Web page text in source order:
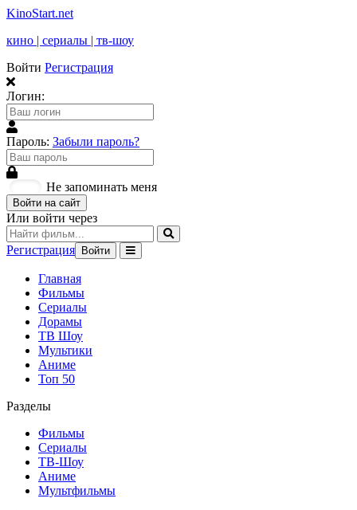
KinoStart.net
кино | сериалы | тв-шоу
Войти Регистрация
Логин:
Пароль: Забыли пароль?
Не запоминать меня
Войти на сайт
Или войти через
Регистрация Войти
Главная
Фильмы
Сериалы
Дорамы
ТВ Шоу
Мультики
Аниме
Топ 50
Разделы
Фильмы
Сериалы
ТВ-Шоу
Аниме
Мультфильмы